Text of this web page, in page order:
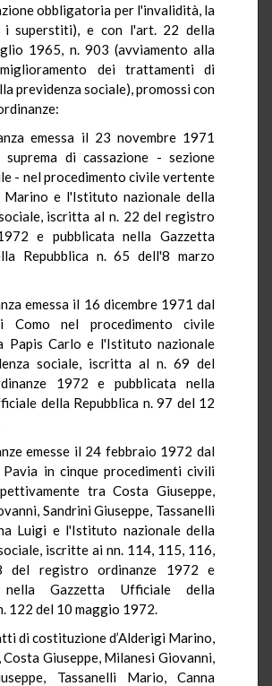
obbligatoria per l'invalidità, la
i superstiti), e con l'art. 22 della
1965, n. 903 (avviamento alla
dei trattamenti di
previdenza sociale), promossi con
emessa il 23 novembre 1971
di cassazione - sezione
- nel procedimento civile vertente
e l'Istituto nazionale della
iscritta al n. 22 del registro
e pubblicata nella Gazzetta
Repubblica n. 65 dell'8 marzo
emessa il 16 dicembre 1971 dal
Como nel procedimento civile
Papis Carlo e l'Istituto nazionale
sociale, iscritta al n. 69 del
1972 e pubblicata nella
della Repubblica n. 97 del 12
emesse il 24 febbraio 1972 dal
in cinque procedimenti civili
tra Costa Giuseppe,
Sandrini Giuseppe, Tassanelli
Luigi e l'Istituto nazionale della
iscritte ai nn. 114, 115, 116,
del registro ordinanze 1972 e
nella Gazzetta Ufficiale della
122 del 10 maggio 1972.
di costituzione d’Alderigi Marino,
Costa Giuseppe, Milanesi Giovanni,
Tassanelli Mario, Canna